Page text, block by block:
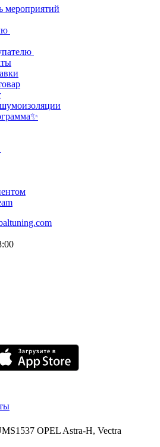
мероприятий
OPEL Astra-H, Vectra